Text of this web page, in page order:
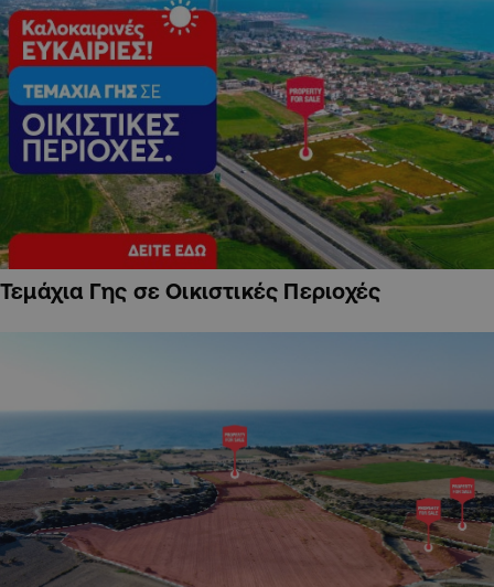
Τεμάχια Γης σε Οικιστικές Περιοχές